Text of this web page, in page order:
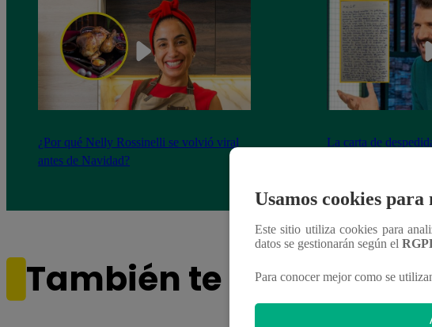
¿Por qué Nelly Rossinelli se volvió viral
antes de Navidad?
La carta de
También te puede
Usamos cookies
Este sitio utiliza cookies para
datos se gestionarán según el
Para conocer mejor como se